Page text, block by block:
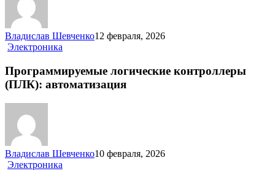
Владислав Шевченко12 февраля, 2026
Электроника
контроллеры
(ПЛК):
автоматизация
Программируемые логические контроллеры
(ПЛК): автоматизация
Владислав Шевченко10 февраля, 2026
Электроника